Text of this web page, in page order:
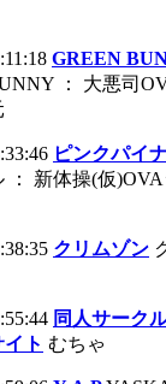
GREEN
： 大悪司
ピンクパイ
： 新体操(仮
クリムゾン
同人サーク
ト むちゃ